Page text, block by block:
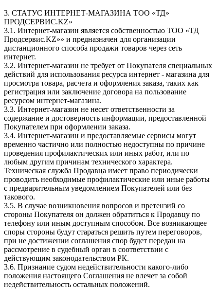
3. СТАТУС ИНТЕРНЕТ-МАГАЗИНА ТОО «ТД»
ПРОДСЕРВИС.KZ»
3.1. Интернет-магазин является собственностью ТОО «ТД
Продсервис.KZ»» и предназначен для организации
дистанционного способа продажи товаров через сеть
интернет.
3.2. Интернет-магазин не требует от Покупателя специальных
действий для использования ресурса интернет - магазина для
просмотра товара, расчета и оформления заказа, таких как
регистрация или заключение договора на пользование
ресурсом интернет-магазина.
3.3. Интернет-магазин не несет ответственности за
содержание и достоверность информации, предоставленной
Покупателем при оформлении заказа.
3.4. Интернет-магазин и предоставляемые сервисы могут
временно частично или полностью недоступны по причине
проведения профилактических или иных работ, или по
любым другим причинам технического характера.
Техническая служба Продавца имеет право периодически
проводить необходимые профилактические или иные работы
с предварительным уведомлением Покупателей или без
такового.
3.5. В случае возникновения вопросов и претензий со
стороны Покупателя он должен обратиться к Продавцу по
телефону или иным доступным способом. Все возникающее
споры стороны будут стараться решить путем переговоров,
при не достижении соглашения спор будет передан на
рассмотрение в судебный орган в соответствии с
действующим законодательством РК.
3.6. Признание судом недействительности какого-либо
положения настоящего Соглашения не влечет за собой
недействительность остальных положений.